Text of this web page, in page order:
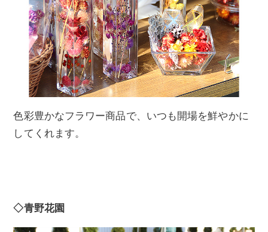
色彩豊かなフラワー商品で、いつも開場を鮮やかに
してくれます。
◇青野花園